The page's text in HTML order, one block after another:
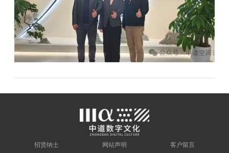
招贤纳士 网站声明 客户留言